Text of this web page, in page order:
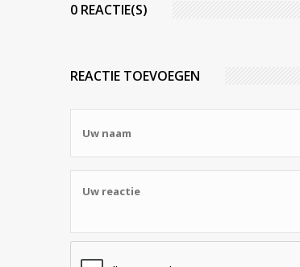
0 REACTIE(S)
REACTIE TOEVOEGEN